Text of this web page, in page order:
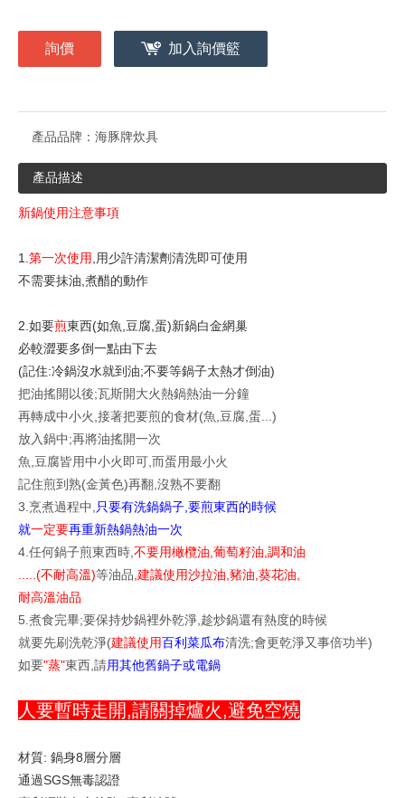
詢價 加入詢價籃
產品品牌： 海豚牌炊具
產品描述
新鍋使用注意事項
1. 第一次使用 ,用少許清潔劑清洗即可使用
不需要抹油,煮醋的動作
2.如要煎東西(如魚,豆腐,蛋)新鍋白金網巢
必較澀要多倒一點由下去
(記住:冷鍋沒水就到油;不要等鍋子太熱才倒油)
把油搖開以後;瓦斯開大火熱鍋熱油一分鐘
再轉成中小火,接著把要煎的食材(魚,豆腐,蛋...)
放入鍋中;再將油搖開一次
魚,豆腐皆用中小火即可,而蛋用最小火
記住煎到熟(金黃色)再翻,沒熟不要翻
3.烹煮過程中, 只要有洗鍋鍋子,要煎東西的時候
就一定要再重新熱鍋熱油一次
4.任何鍋子煎東西時, 不要用橄欖油,葡萄籽油,調和油
.....(不耐高溫)等油品 ,建議使用沙拉油,豬油,葵花油,
耐高溫油品
5.煮食完畢;要保持炒鍋裡外乾淨,趁炒鍋還有熱度的時候
就要先刷洗乾淨(建議使用百利菜瓜布清洗;會更乾淨又事倍功半)
如要"蒸"東西,請用其他舊鍋子或電鍋
人要暫時走開,請關掉爐火,避免空燒
材質: 鍋身8層分層
通過SGS無毒認證